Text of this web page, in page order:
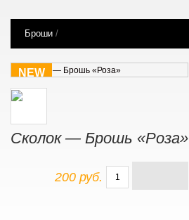
Броши /
NEW
Сколок — Брошь «Роза»
200 руб.